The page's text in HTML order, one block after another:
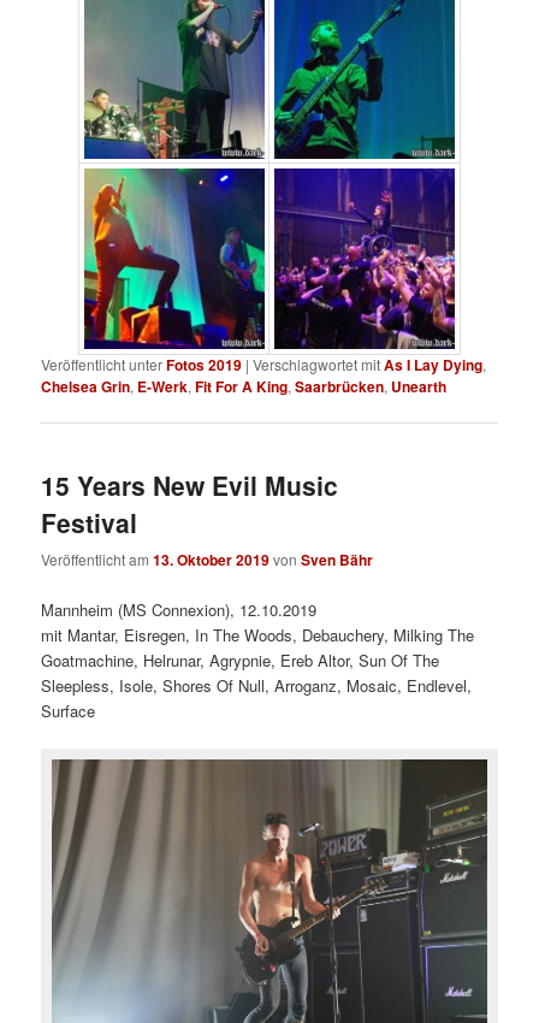
Veröffentlicht unterFotos 2019 |Verschlagwortet mitAs I Lay Dying,
Chelsea Grin, E-Werk,Fit For A King,Saarbrücken, Unearth
15 Years New Evil Music
Festival
Veröffentlicht am13. Oktober 2019vonSven Bähr
Mannheim (MS Connexion), 12.10.2019
mit Mantar, Eisregen, In The Woods, Debauchery, Milking The
Goatmachine, Helrunar, Agrypnie, Ereb Altor, Sun Of The
Sleepless, Isole, Shores Of Null, Arroganz, Mosaic, Endlevel,
Surface